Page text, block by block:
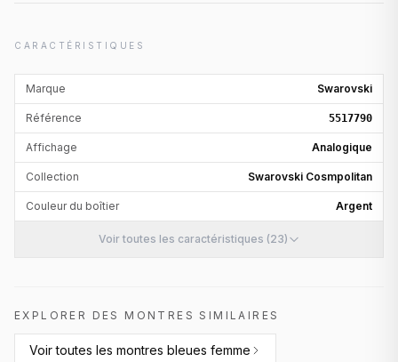
CARACTÉRISTIQUES
Marque Swarovski
Référence 5517790
Affichage Analogique
Collection Swarovski Cosmpolitan
Couleur du boîtier Argent
Voir toutes les caractéristiques (23)
EXPLORER DES MONTRES SIMILAIRES
Voir toutes les montres bleues femme